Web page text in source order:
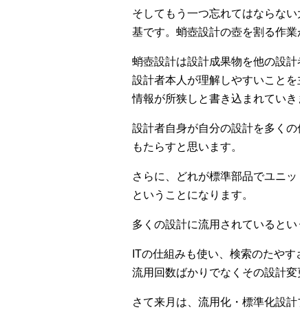
そしてもう一つ忘れてはならな
基です。蛸壺設計の壺を割る作業
蛸壺設計は設計成果物を他の設
設計者本人が理解しやすいこと
情報が所狭しと書き込まれていき
設計者自身が自分の設計を多く
もたらすと思います。
さらに、どれが標準部品でユニ
ということになります。
多くの設計に流用されていると
ITの仕組みも使い、検索のたや
流用回数ばかりでなくその設計
さて来月は、流用化・標準化設